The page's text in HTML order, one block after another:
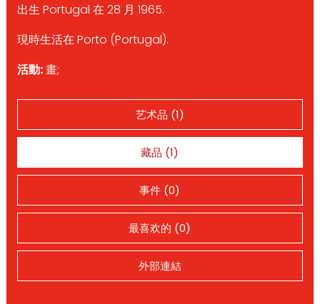
出生 Portugal 在 28 月 1965.
現時生活在 Porto (Portugal).
活動:畫;
艺术品 (1)
藏品 (1)
事件 (0)
最喜欢的 (0)
外部連結